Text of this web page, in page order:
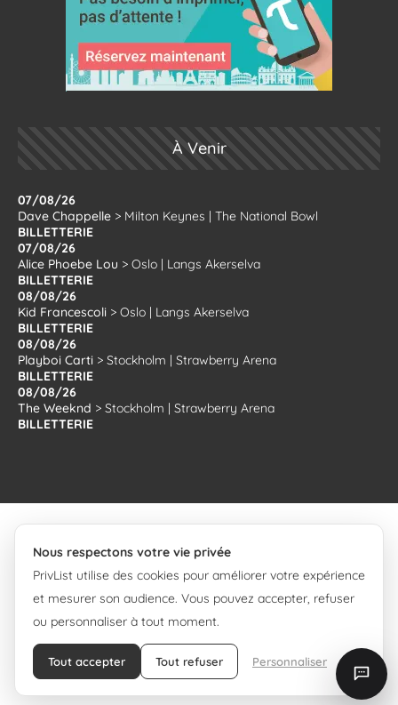
À Venir
07/08/26
Dave Chappelle > Milton Keynes | The National Bowl
BILLETTERIE
07/08/26
Alice Phoebe Lou > Oslo | Langs Akerselva
BILLETTERIE
08/08/26
Kid Francescoli > Oslo | Langs Akerselva
BILLETTERIE
08/08/26
Playboi Carti > Stockholm | Strawberry Arena
BILLETTERIE
08/08/26
The Weeknd > Stockholm | Strawberry Arena
BILLETTERIE
© 2008-2026 PrivList.
Nous respectons votre vie privée
PrivList utilise des cookies pour améliorer votre expérience
et mesurer son audience. Vous pouvez accepter, refuser
ou personnaliser à tout moment.
Tout accepter Tout refuser Personnaliser